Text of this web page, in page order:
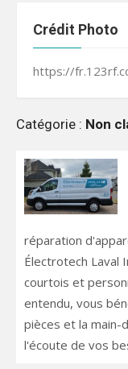
Catégorie : Non
réparation
Électrotech Laval
courtois et
entendu, vous
pièces et la main-
l'écoute de vos
Crédit Photo
https://